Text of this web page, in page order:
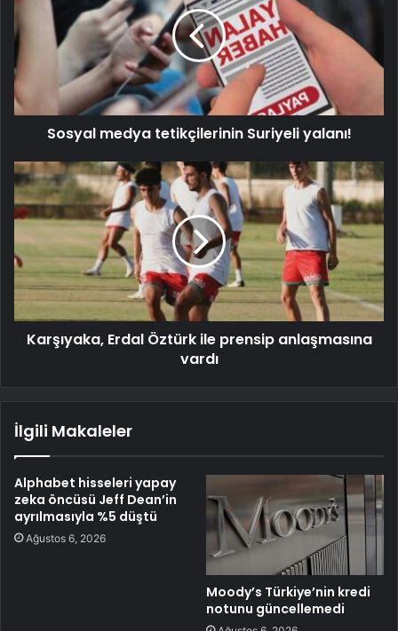
Sosyal medya tetikçilerinin Suriyeli yalanı!
Karşıyaka, Erdal Öztürk ile prensip anlaşmasına
vardı
İlgili Makaleler
Alphabet hisseleri yapay
zeka öncüsü Jeff Dean’in
ayrılmasıyla %5 düştü
Ağustos 6, 2026
Moody’s Türkiye’nin kredi
notunu güncellemedi